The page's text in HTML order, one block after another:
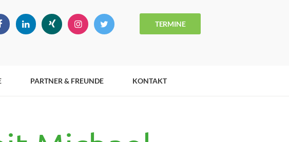
TERMINE
PARTNER & FREUNDE KONTAKT